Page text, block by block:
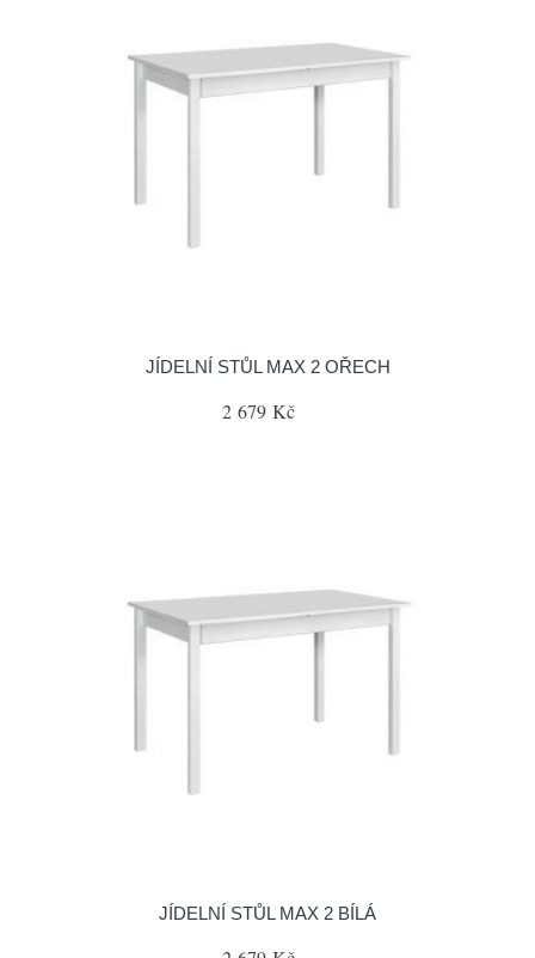
JÍDELNÍ STŮL MAX 2 OŘECH
2 679 Kč
JÍDELNÍ STŮL MAX 2 BÍLÁ